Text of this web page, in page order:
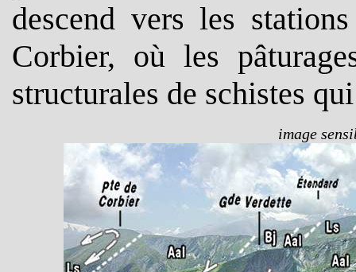
descend vers les
Corbier, où les
structurales de schistes
image